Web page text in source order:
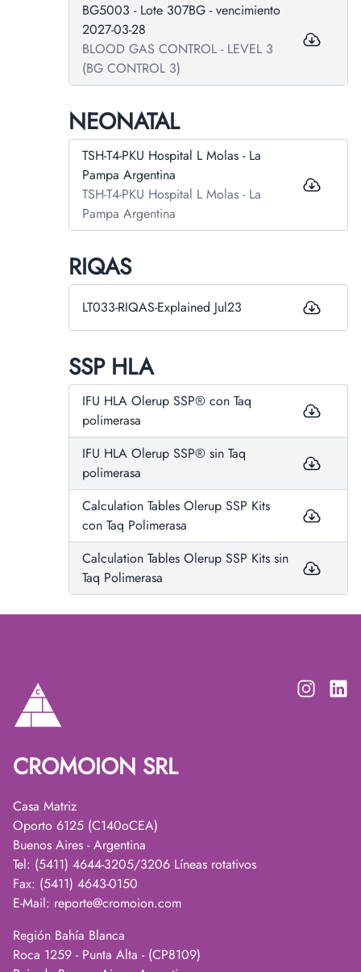
BG5003 - Lote 307BG - vencimiento
2027-03-28
BLOOD GAS CONTROL - LEVEL 3
(BG CONTROL 3)
NEONATAL
TSH-T4-PKU Hospital L Molas - La
Pampa Argentina
TSH-T4-PKU Hospital L Molas - La
Pampa Argentina
RIQAS
LT033-RIQAS-Explained Jul23
SSP HLA
IFU HLA Olerup SSP® con Taq
polimerasa
IFU HLA Olerup SSP® sin Taq
polimerasa
Calculation Tables Olerup SSP Kits
con Taq Polimerasa
Calculation Tables Olerup SSP Kits sin
Taq Polimerasa
CROMOION SRL
Casa Matriz
Oporto 6125 (C140oCEA)
Buenos Aires - Argentina
Tel: (5411) 4644-3205/3206 Líneas rotativos
Fax: (5411) 4643-0150
E-Mail: reporte@cromoion.com
Región Bahía Blanca
Roca 1259 - Punta Alta - (CP8109)